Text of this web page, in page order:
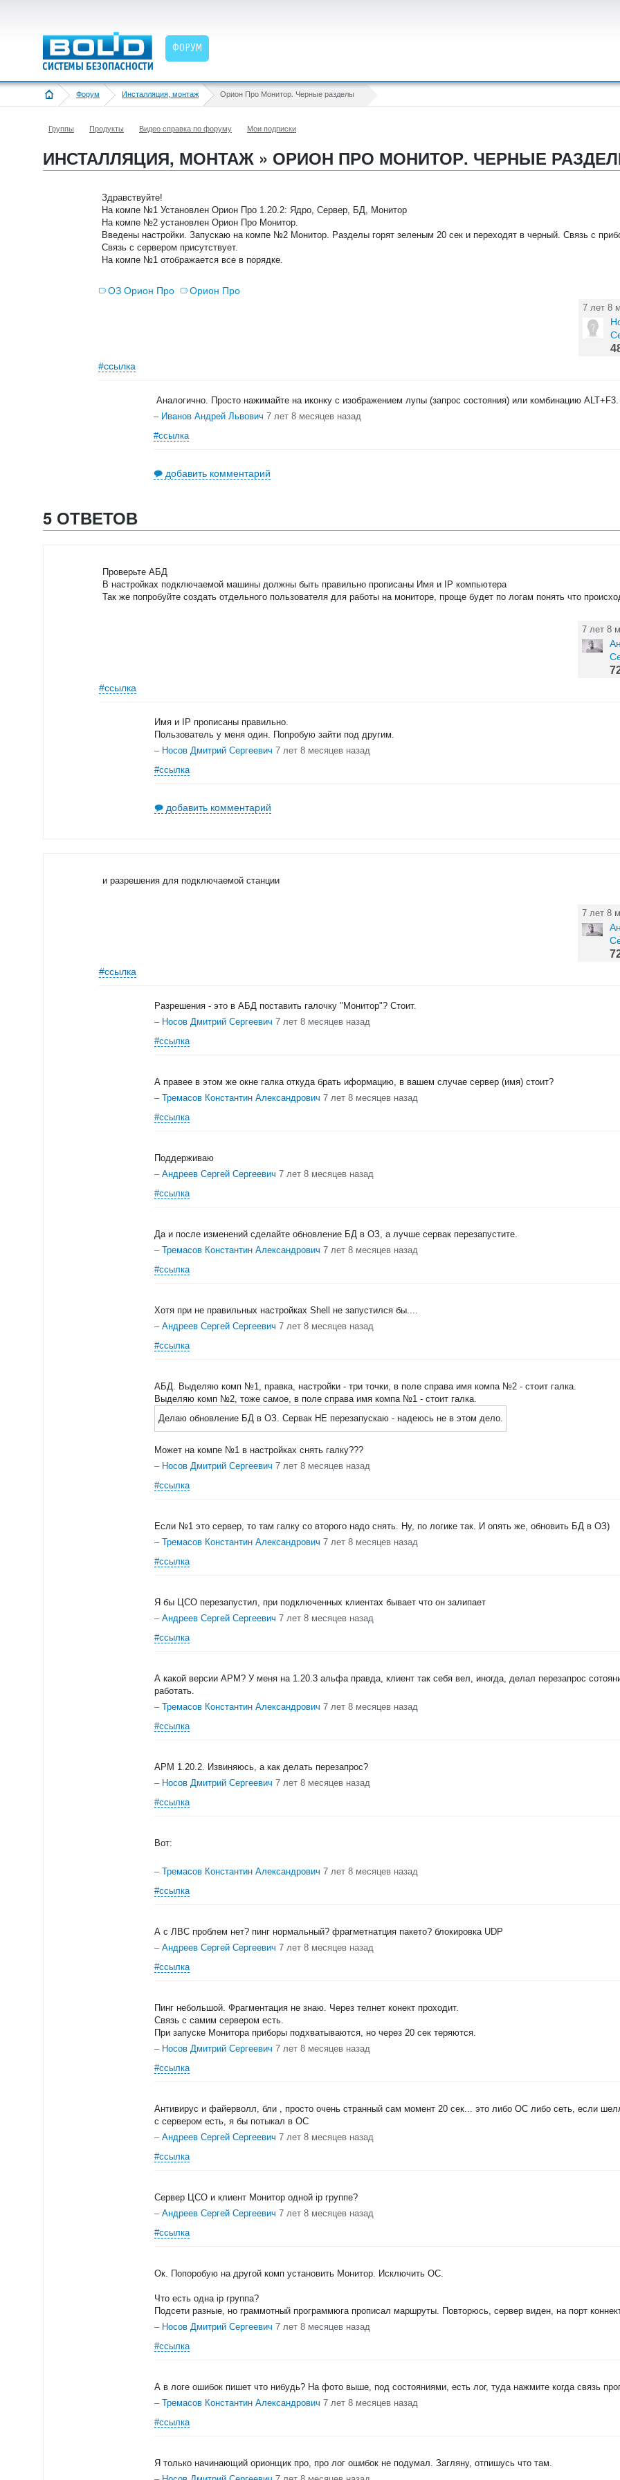
ФОРУМ
Форум Инсталляция, монтаж Орион Про Монитор. Черные разделы
Группы Продукты Видео справка по форуму Мои подписки
ИНСТАЛЛЯЦИЯ, МОНТАЖ » ОРИОН ПРО МОНИТОР. ЧЕРНЫЕ
Здравствуйте!
На компе №1 Установлен Орион Про 1.20.2: Ядро, Сервер, БД, Монитор
На компе №2 установлен Орион Про Монитор.
Введены настройки. Запускаю на компе №2 Монитор. Разделы горят зеленым 20 сек и переходят в черный. Связь с
Связь с сервером присутствует.
На компе №1 отображается все в порядке.
ОЗ Орион Про Орион Про
7 лет 8
#ссылка
Аналогично. Просто нажимайте на иконку с изображением лупы (запрос состояния) или комбинацию
– Иванов Андрей Львович 7 лет 8 месяцев назад
#ссылка
добавить комментарий
5 ОТВЕТОВ
Проверьте АБД
В настройках подключаемой машины должны быть правильно прописаны Имя и IP компьютера
Так же попробуйте создать отдельного пользователя для работы на мониторе, проще будет по логам понять что
7 лет 8
#ссылка
Имя и IP прописаны правильно.
Пользователь у меня один. Попробую зайти под другим.
– Носов Дмитрий Сергеевич 7 лет 8 месяцев назад
#ссылка
добавить комментарий
и разрешения для подключаемой станции
7 лет 8
#ссылка
Разрешения - это в АБД поставить галочку "Монитор"? Стоит.
– Носов Дмитрий Сергеевич 7 лет 8 месяцев назад
#ссылка
А правее в этом же окне галка откуда брать иформацию, в вашем случае сервер (имя) стоит?
– Тремасов Константин Александрович 7 лет 8 месяцев назад
#ссылка
Поддерживаю
– Андреев Сергей Сергеевич 7 лет 8 месяцев назад
#ссылка
Да и после изменений сделайте обновление БД в ОЗ, а лучше сервак перезапустите.
– Тремасов Константин Александрович 7 лет 8 месяцев назад
#ссылка
Хотя при не правильных настройках Shell не запустился бы....
– Андреев Сергей Сергеевич 7 лет 8 месяцев назад
#ссылка
АБД. Выделяю комп №1, правка, настройки - три точки, в поле справа имя компа №2 - стоит галка.
Выделяю комп №2, тоже самое, в поле справа имя компа №1 - стоит галка.
Делаю обновление БД в ОЗ. Сервак НЕ перезапускаю - надеюсь не в этом дело.
Может на компе №1 в настройках снять галку???
– Носов Дмитрий Сергеевич 7 лет 8 месяцев назад
#ссылка
Если №1 это сервер, то там галку со второго надо снять. Ну, по логике так. И опять же, обновить БД в ОЗ)
– Тремасов Константин Александрович 7 лет 8 месяцев назад
#ссылка
Я бы ЦСО перезапустил, при подключенных клиентах бывает что он залипает
– Андреев Сергей Сергеевич 7 лет 8 месяцев назад
#ссылка
А какой версии АРМ? У меня на 1.20.3 альфа правда, клиент так себя вел, иногда, делал перезапрос
работать.
– Тремасов Константин Александрович 7 лет 8 месяцев назад
#ссылка
АРМ 1.20.2. Извиняюсь, а как делать перезапрос?
– Носов Дмитрий Сергеевич 7 лет 8 месяцев назад
#ссылка
Вот:
– Тремасов Константин Александрович 7 лет 8 месяцев назад
#ссылка
А с ЛВС проблем нет? пинг нормальный? фрагметнатция пакето? блокировка UDP
– Андреев Сергей Сергеевич 7 лет 8 месяцев назад
#ссылка
Пинг небольшой. Фрагментация не знаю. Через телнет конект проходит.
Связь с самим сервером есть.
При запуске Монитора приборы подхватываются, но через 20 сек теряются.
– Носов Дмитрий Сергеевич 7 лет 8 месяцев назад
#ссылка
Антивирус и файерволл, бли , просто очень странный сам момент 20 сек... это либо ОС либо сеть, если
с сервером есть, я бы потыкал в ОС
– Андреев Сергей Сергеевич 7 лет 8 месяцев назад
#ссылка
Сервер ЦСО и клиент Монитор одной ip группе?
– Андреев Сергей Сергеевич 7 лет 8 месяцев назад
#ссылка
Ок. Попоробую на другой комп установить Монитор. Исключить ОС.
Что есть одна ip группа?
Подсети разные, но граммотный программюга прописал маршруты. Повторюсь, сервер виден, на порт
– Носов Дмитрий Сергеевич 7 лет 8 месяцев назад
#ссылка
А в логе ошибок пишет что нибудь? На фото выше, под состояниями, есть лог, туда нажмите когда связь
– Тремасов Константин Александрович 7 лет 8 месяцев назад
#ссылка
Я только начинающий орионщик про, про лог ошибок не подумал. Загляну, отпишусь что там.